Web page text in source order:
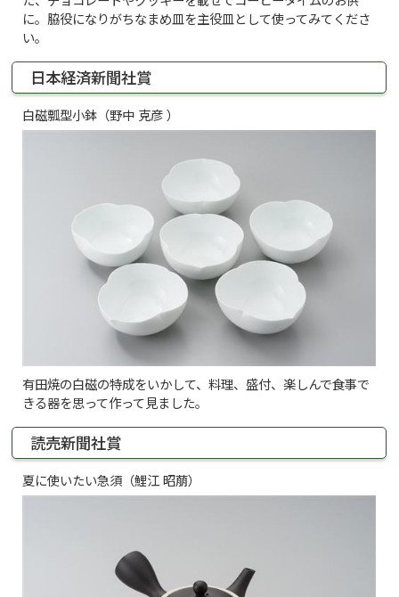
に。脇役になりがちなまめ皿を主役皿として使ってみてくださ
い。
日本経済新聞社賞
白磁瓢型小鉢（野中 克彦 ）
有田焼の白磁の特成をいかして、料理、盛付、楽しんで食事で
きる器を思って作って見ました。
読売新聞社賞
夏に使いたい急須（鯉江 昭萠）